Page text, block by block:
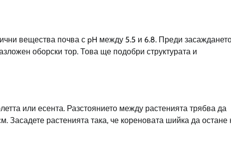
вещества почва с pH между 5.5 и 6.8. Преди
оборски тор. Това ще подобри структурата и
или есента. Разстоянието между растенията трябва да
растенията така, че кореновата шийка да остане